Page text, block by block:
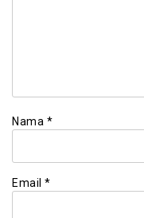
Nama *
Email *